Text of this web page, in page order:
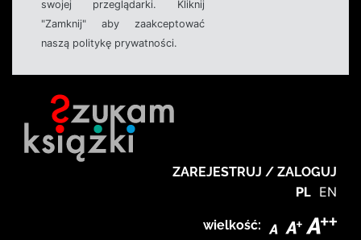
swojej przeglądarki. Kliknij
"Zamknij" aby zaakceptować
naszą politykę prywatności.
ZAREJESTRUJ / ZALOGUJ
PL EN
wielkość: